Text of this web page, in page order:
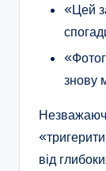
«Цей
знову
від